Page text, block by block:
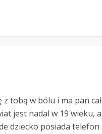
z tobą w bólu i ma pan
jest nadal w 19 wieku,
dziecko posiada